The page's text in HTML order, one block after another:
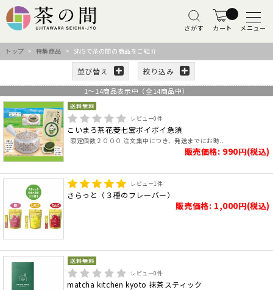
さがす カート メニュー
トップ > 特集商品 > SNSで茶の間の商品をご紹介
並び替え 絞り込み
1～ 14商品表示中（全 14商品中）
レビュー0件
こいまろ茶花菱七宝ポイポイ急須
限定個数２０００ 注文集中につき、発送までにお時..
販売価格: 990円(税込)
レビュー1件
さらっと（３種のフレーバー）
販売価格: 1,000円(税込)
レビュー0件
matcha kitchen kyoto 抹茶スティック